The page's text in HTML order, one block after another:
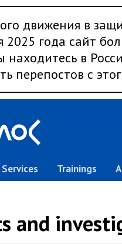
движения в
2025 года сайт
находитесь в
перепостов с
Services Trainings
and